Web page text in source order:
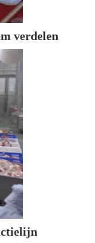
verdelen